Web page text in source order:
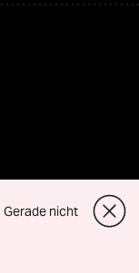
Gerade nicht